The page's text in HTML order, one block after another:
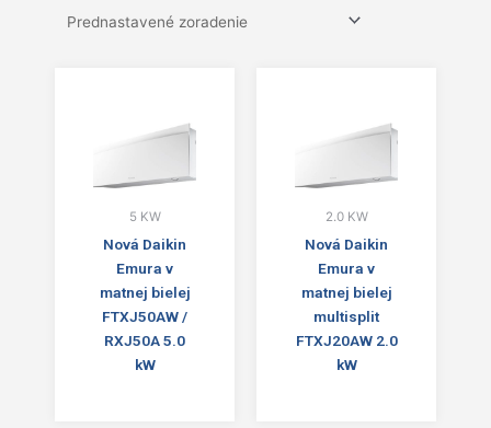
5 KW
Nová Daikin
Emura v
matnej bielej
FTXJ50AW /
RXJ50A 5.0
kW
2.0 KW
Nová Daikin
Emura v
matnej bielej
multisplit
FTXJ20AW 2.0
kW